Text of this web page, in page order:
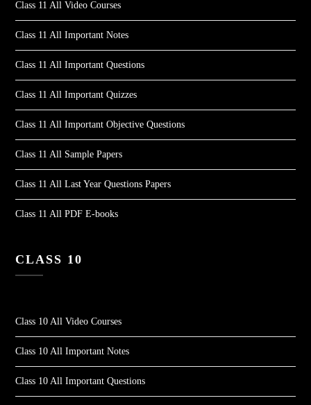
Class 11 All Video Courses
Class 11 All Important Notes
Class 11 All Important Questions
Class 11 All Important Quizzes
Class 11 All Important Objective Questions
Class 11 All Sample Papers
Class 11 All Last Year Questions Papers
Class 11 All PDF E-books
CLASS 10
Class 10 All Video Courses
Class 10 All Important Notes
Class 10 All Important Questions